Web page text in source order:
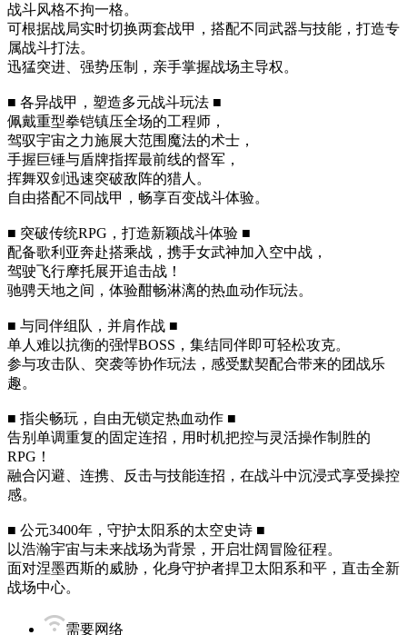
战斗风格不拘一格。
可根据战局实时切换两套战甲，搭配不同武器与技能，打造专
属战斗打法。
迅猛突进、强势压制，亲手掌握战场主导权。
■ 各异战甲，塑造多元战斗玩法 ■
佩戴重型拳铠镇压全场的工程师，
驾驭宇宙之力施展大范围魔法的术士，
手握巨锤与盾牌指挥最前线的督军，
挥舞双剑迅速突破敌阵的猎人。
自由搭配不同战甲，畅享百变战斗体验。
■ 突破传统RPG，打造新颖战斗体验 ■
配备歌利亚奔赴搭乘战，携手女武神加入空中战，
驾驶飞行摩托展开追击战！
驰骋天地之间，体验酣畅淋漓的热血动作玩法。
■ 与同伴组队，并肩作战 ■
单人难以抗衡的强悍BOSS，集结同伴即可轻松攻克。
参与攻击队、突袭等协作玩法，感受默契配合带来的团战乐
趣。
■ 指尖畅玩，自由无锁定热血动作 ■
告别单调重复的固定连招，用时机把控与灵活操作制胜的
RPG！
融合闪避、连携、反击与技能连招，在战斗中沉浸式享受操控
感。
■ 公元3400年，守护太阳系的太空史诗 ■
以浩瀚宇宙与未来战场为背景，开启壮阔冒险征程。
面对涅墨西斯的威胁，化身守护者捍卫太阳系和平，直击全新
战场中心。
需要网络